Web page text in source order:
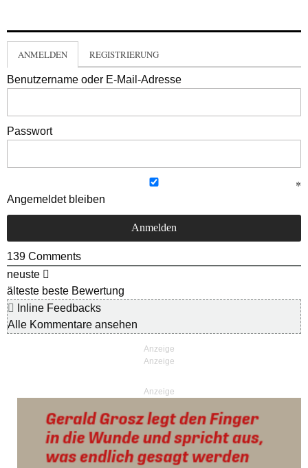
ANMELDEN REGISTRIERUNG
Benutzername oder E-Mail-Adresse
Passwort
Angemeldet bleiben
139 Comments
neuste
älteste beste Bewertung
Inline Feedbacks
Alle Kommentare ansehen
Anzeige